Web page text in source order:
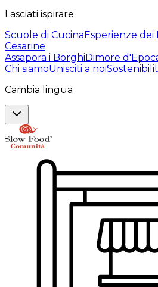
Lasciati ispirare
Scuole di CucinaEsperienze
Cesarine
Assapora i BorghiDimore
Chi siamoUnisciti a noi
Cambia lingua